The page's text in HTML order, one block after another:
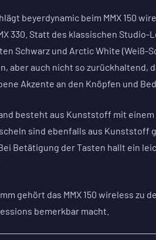
beyerdynamic beim MMX 150
330. Statt des klassischen
Schwarz und Arctic White (Weiß-
aber auch nicht so zurückhaltend,
Akzente an den Knöpfen und
besteht aus Kunststoff mit
sind ebenfalls aus Kunststoff
Betätigung der Tasten hallt ein
gehört das MMX 150 wireless
bemerkbar macht.